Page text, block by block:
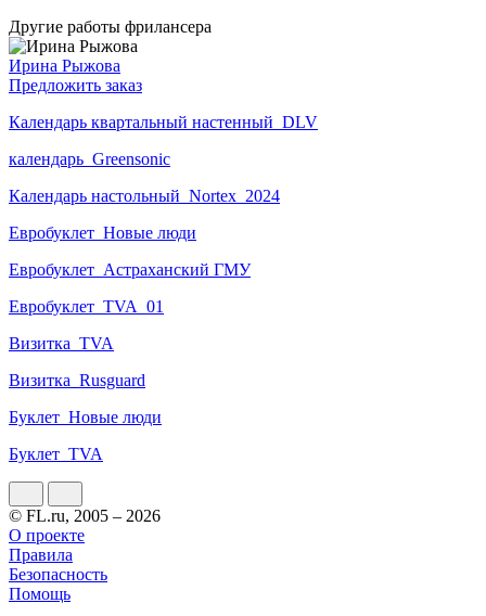
Другие работы фрилансера
Ирина Рыжова
Предложить заказ
Календарь квартальный настенный_DLV
календарь_Greensonic
Календарь настольный_Nortex_2024
Евробуклет_Новые люди
Евробуклет_Астраханский ГМУ
Евробуклет_TVA_01
Визитка_TVA
Визитка_Rusguard
Буклет_Новые люди
Буклет_TVA
© FL.ru, 2005 – 2026
О проекте
Правила
Безопасность
Помощь